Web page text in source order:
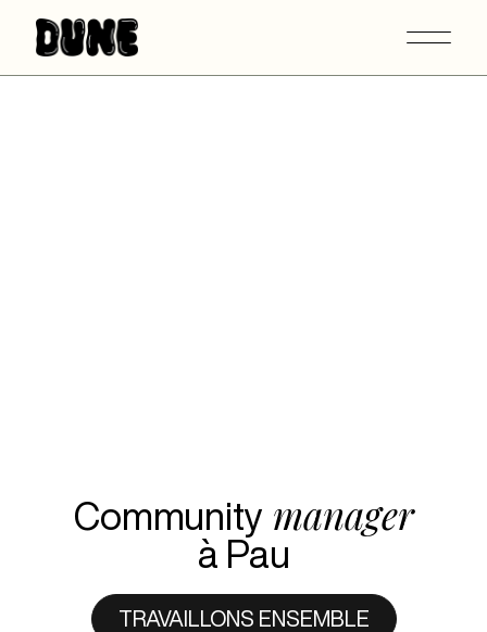
Community manager
à Pau
TRAVAILLONS ENSEMBLE